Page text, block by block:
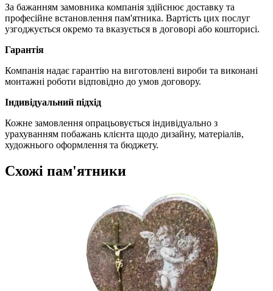
За бажанням замовника компанія здійснює доставку та
професійне встановлення пам'ятника. Вартість цих послуг
узгоджується окремо та вказується в договорі або кошторисі.
Гарантія
Компанія надає гарантію на виготовлені вироби та виконані
монтажні роботи відповідно до умов договору.
Індивідуальний підхід
Кожне замовлення опрацьовується індивідуально з
урахуванням побажань клієнта щодо дизайну, матеріалів,
художнього оформлення та бюджету.
Схожі пам'ятники